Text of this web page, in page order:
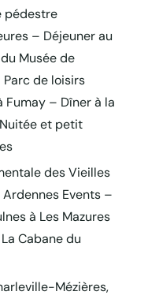
pédestre
– Déjeuner au
Musée de
Parc de loisirs
Fumay – Dîner à la
et petit
des Vieilles
Events –
à Les Mazures
Cabane du
Mézières,